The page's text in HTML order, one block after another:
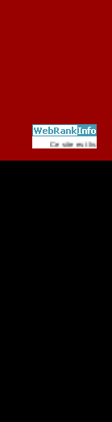
Ce site est list�